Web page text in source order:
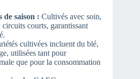
de saison : Cultivés avec soin,
courts, garantissant
cultivées incluent du blé,
utilisées tant pour
que pour la consommation